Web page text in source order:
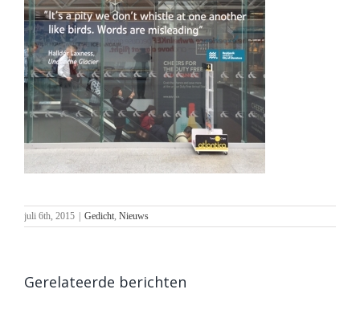
juli 6th, 2015 | Gedicht, Nieuws
Gerelateerde berichten